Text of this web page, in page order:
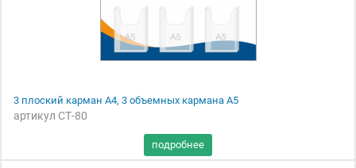
3 плоский карман А4, 3 объемных кармана А5
артикул СТ-80